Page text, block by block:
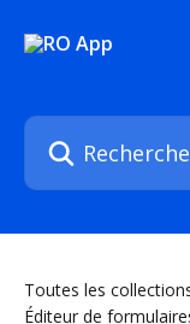
Rechercher un
Toutes les
Éditeur de